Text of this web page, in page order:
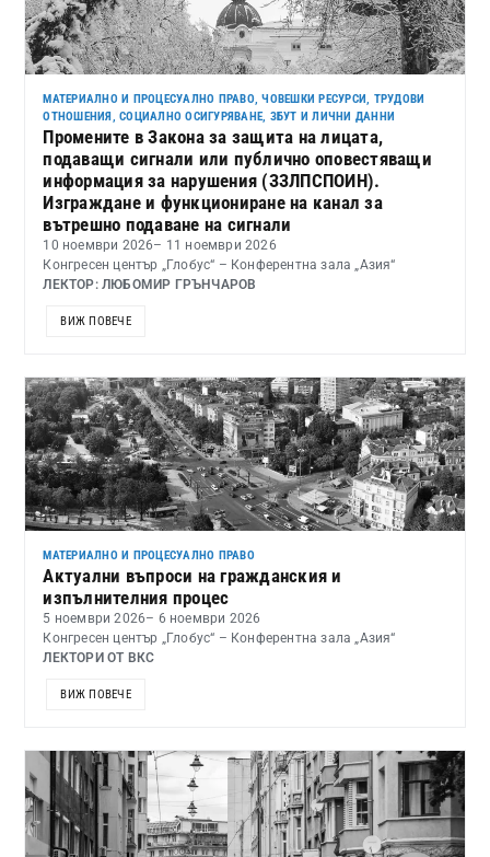
МАТЕРИАЛНО И ПРОЦЕСУАЛНО ПРАВО,ЧОВЕШКИ РЕСУРСИ, ТРУДОВИ
ОТНОШЕНИЯ, СОЦИАЛНО ОСИГУРЯВАНЕ, ЗБУТ И ЛИЧНИ ДАННИ
Промените в Закона за защита на лицата,
подаващи сигнали или публично оповестяващи
информация за нарушения (ЗЗЛПСПОИН).
Изграждане и функциониране на канал за
вътрешно подаване на сигнали
10 ноември 2026– 11 ноември 2026
Конгресен център „Глобус“ – Конферентна зала „Азия“
ЛЕКТОР: ЛЮБОМИР ГРЪНЧАРОВ
ВИЖ ПОВЕЧЕ
МАТЕРИАЛНО И ПРОЦЕСУАЛНО ПРАВО
Актуални въпроси на гражданския и
изпълнителния процес
5 ноември 2026– 6 ноември 2026
Конгресен център „Глобус“ – Конферентна зала „Азия“
ЛЕКТОРИ ОТ ВКС
ВИЖ ПОВЕЧЕ